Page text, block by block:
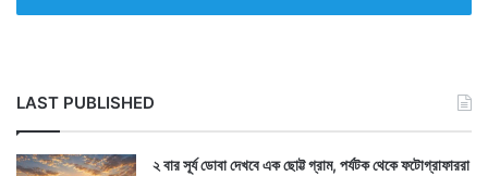
LAST PUBLISHED
২ বার সূর্য ডোবা দেখবে এক ছোট্ট গ্রাম, পর্যটক থেকে ফটোগ্রাফাররা